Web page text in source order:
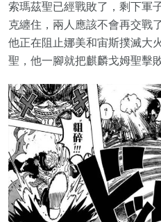
索瑪茲聖已經戰敗了，剩下軍
克纏住，兩人應該不會再交戰
他正在阻止娜美和宙斯撲滅大
聖，他一腳就把麒麟戈姆聖擊敗